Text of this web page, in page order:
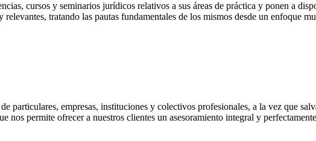
cursos y seminarios jurídicos relativos a sus áreas de práctica y ponen a
tratando las pautas fundamentales de los mismos desde un enfoque
particulares, empresas, instituciones y colectivos profesionales, a la vez que
nos permite ofrecer a nuestros clientes un asesoramiento integral y